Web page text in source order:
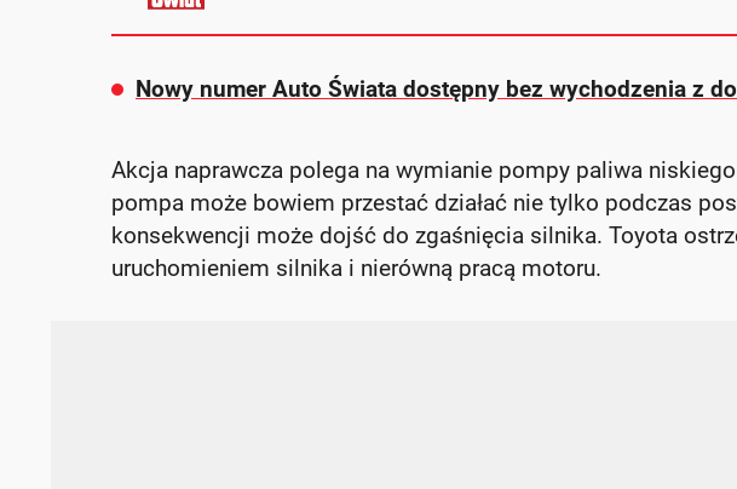
Nowy numer Auto Świata dostępny bez wychodzenia z
Akcja naprawcza polega na wymianie pompy paliwa
pompa może bowiem przestać działać nie tylko podczas
konsekwencji może dojść do zgaśnięcia silnika. Toyota
uruchomieniem silnika i nierówną pracą motoru.